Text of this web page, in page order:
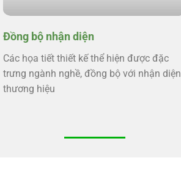
Đồng bộ nhận diện
Các họa tiết thiết kế thể hiện được đặc
trưng ngành nghề, đồng bộ với nhận diện
thương hiệu